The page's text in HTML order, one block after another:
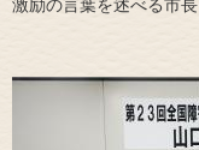
激励の言葉を述べる市長​